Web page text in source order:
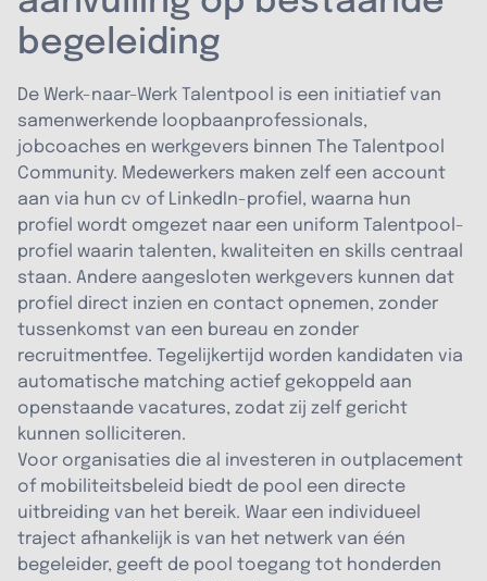
begeleiding
De Werk-naar-Werk Talentpool is een initiatief van
samenwerkende loopbaanprofessionals,
jobcoaches en werkgevers binnen The Talentpool
Community. Medewerkers maken zelf een account
aan via hun cv of LinkedIn-profiel, waarna hun
profiel wordt omgezet naar een uniform Talentpool-
profiel waarin talenten, kwaliteiten en skills centraal
staan. Andere aangesloten werkgevers kunnen dat
profiel direct inzien en contact opnemen, zonder
tussenkomst van een bureau en zonder
recruitmentfee. Tegelijkertijd worden kandidaten via
automatische matching actief gekoppeld aan
openstaande vacatures, zodat zij zelf gericht
kunnen solliciteren.
Voor organisaties die al investeren in outplacement
of mobiliteitsbeleid biedt de pool een directe
uitbreiding van het bereik. Waar een individueel
traject afhankelijk is van het netwerk van één
begeleider, geeft de pool toegang tot honderden